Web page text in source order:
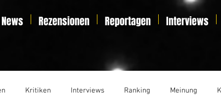
News Rezensionen Reportagen Interviews
Kritiken Interviews Ranking Meinung